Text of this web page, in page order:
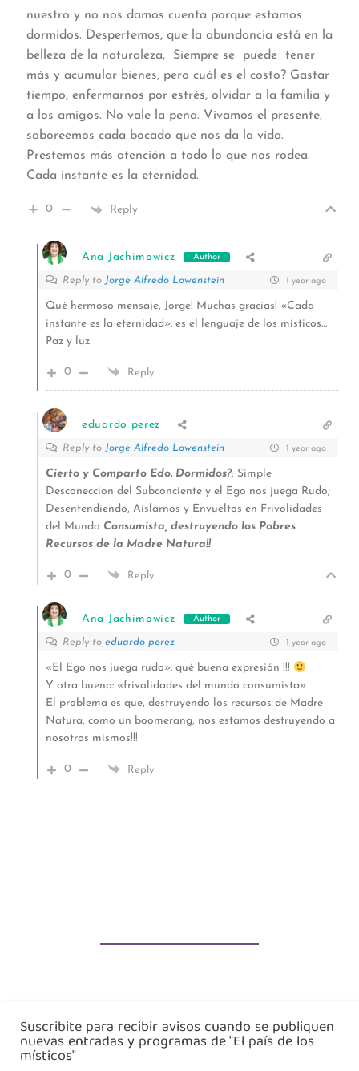
nuestro y no nos damos cuenta porque estamos
dormidos. Despertemos, que la abundancia está en la
belleza de la naturaleza, Siempre se puede tener
más y acumular bienes, pero cuál es el costo? Gastar
tiempo, enfermarnos por estrés, olvidar a la familia y
a los amigos. No vale la pena. Vivamos el presente,
saboreemos cada bocado que nos da la vida.
Prestemos más atención a todo lo que nos rodea.
Cada instante es la eternidad.
0 Reply
Ana Jachimowicz Author
Reply to Jorge Alfredo Lowenstein 1 year ago
Qué hermoso mensaje, Jorge! Muchas gracias! «Cada
instante es la eternidad»: es el lenguaje de los místicos…
Paz y luz
0 Reply
eduardo perez
Reply to Jorge Alfredo Lowenstein 1 year ago
Cierto y Comparto Edo. Dormidos?; Simple
Desconeccion del Subconciente y el Ego nos juega Rudo;
Desentendiendo, Aislarnos y Envueltos en Frivolidades
del Mundo Consumista, destruyendo los Pobres
Recursos de la Madre Natura!!
0 Reply
Ana Jachimowicz Author
Reply to eduardo perez 1 year ago
«El Ego nos juega rudo»: qué buena expresión !!!
Y otra buena: «frivolidades del mundo consumista»
El problema es que, destruyendo los recursos de Madre
Natura, como un boomerang, nos estamos destruyendo a
nosotros mismos!!!
0 Reply
Suscribite para recibir avisos cuando se publiquen
nuevas entradas y programas de "El país de los
místicos"